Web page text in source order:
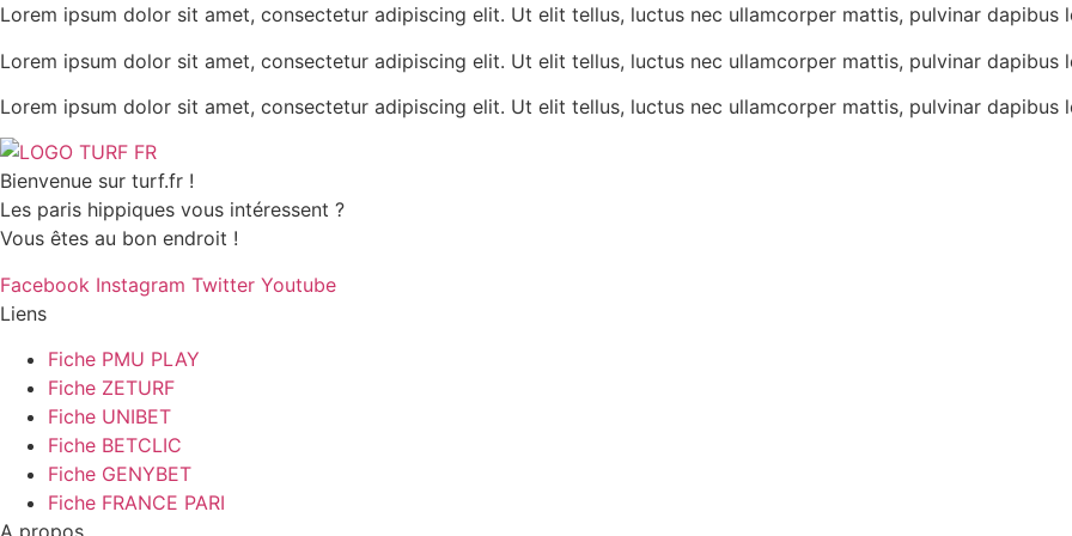
Lorem ipsum dolor sit amet, consectetur adipiscing elit. Ut elit tellus, luctus nec ullamcorper mattis, pulvinar dapibus
Lorem ipsum dolor sit amet, consectetur adipiscing elit. Ut elit tellus, luctus nec ullamcorper mattis, pulvinar dapibus
Lorem ipsum dolor sit amet, consectetur adipiscing elit. Ut elit tellus, luctus nec ullamcorper mattis, pulvinar dapibus
Bienvenue sur turf.fr !
Les paris hippiques vous intéressent ?
Vous êtes au bon endroit !
Facebook Instagram Twitter Youtube
Liens
Fiche PMU PLAY
Fiche ZETURF
Fiche UNIBET
Fiche BETCLIC
Fiche GENYBET
Fiche FRANCE PARI